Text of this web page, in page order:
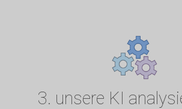
3. unsere KI